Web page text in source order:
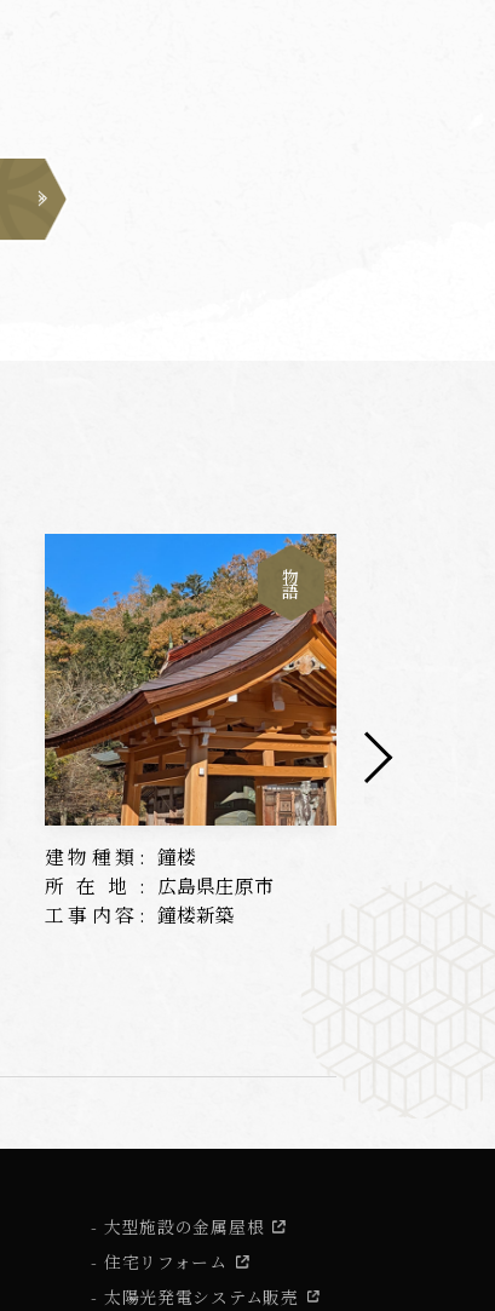
物
語
建物種類: 鐘楼
所在地: 広島県庄原市
工事内容: 鐘楼新築
大型施設の金属屋根
住宅リフォーム
太陽光発電システム販売